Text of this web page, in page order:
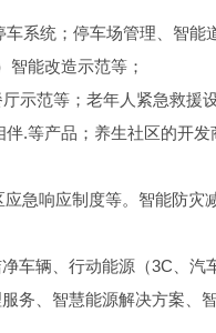
系统；停车场管理、智能
能改造示范等；
示范等；老年人紧急救援
.等产品；养生社区的开发
急响应制度等。智能防灾
车辆、行动能源（3C、汽
务、智慧能源解决方案、